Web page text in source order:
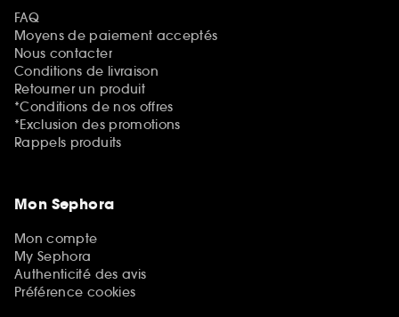
FAQ
Moyens de paiement acceptés
Nous contacter
Conditions de livraison
Retourner un produit
*Conditions de nos offres
*Exclusion des promotions
Rappels produits
Mon Sephora
Mon compte
My Sephora
Authenticité des avis
Préférence cookies